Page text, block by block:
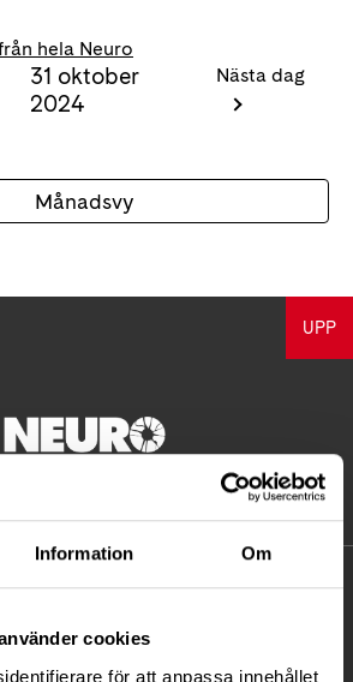
Information Om
cookies
för att anpassa innehållet
hela Neuro
31 oktober
2024
Nästa dag
Månadsvy
UPP